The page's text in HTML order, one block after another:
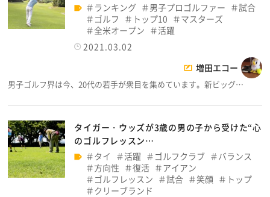
ランキング
男子プロゴルファー
試合
ゴルフ
トップ10
マスターズ
全米オープン
活躍
2021.03.02
増田エコー
男子ゴルフ界は今、20代の若手が衆目を集めています。新ビッグ…
タイガー・ウッズが3歳の男の子から受けた“心
のゴルフレッスン…
タイ
活躍 ゴルフクラブ
バランス
方向性
復活
アイアン
ゴルフレッスン
試合 笑顔
トップ
クリーブランド